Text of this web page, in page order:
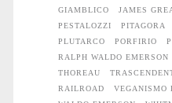
Bronson
Alcott
(1799
GIAMBLICO
JAMES
PESTALOZZI
PITAGORA
PLUTARCO
PORFIRIO
RALPH WALDO EMERSON
THOREAU
RAILROAD
VEGANISMO